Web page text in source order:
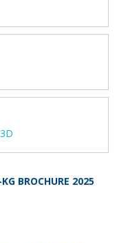
BROCHURE 2025